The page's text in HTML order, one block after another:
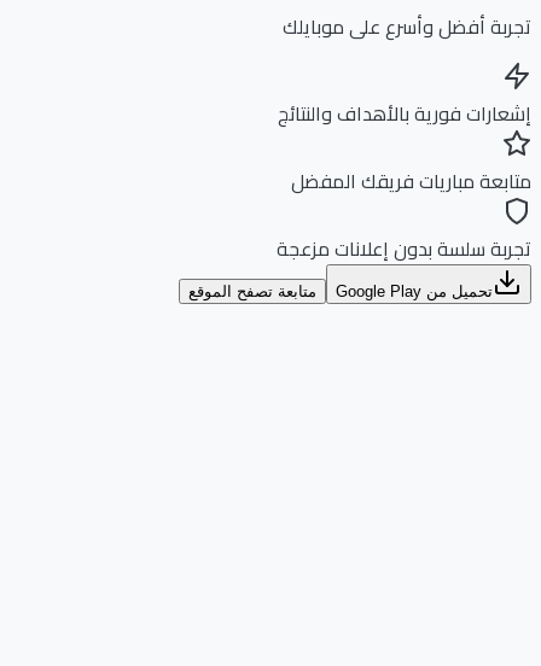
أفضل وأسرع على موبايلك
فورية بالأهداف والنتائج
مباريات فريقك المفضل
سلسة بدون إعلانات مزعجة
تحميل من Google Play متابعة تصفح الموقع